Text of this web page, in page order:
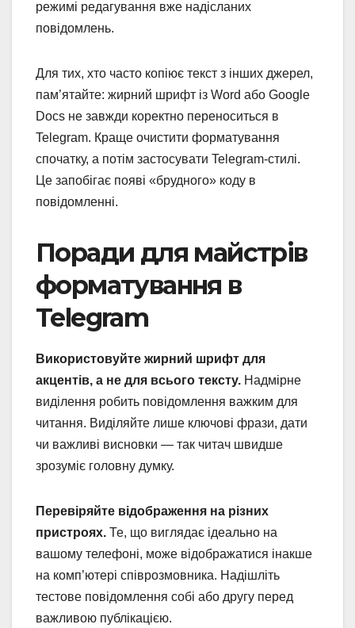
режимі редагування вже надісланих
повідомлень.
Для тих, хто часто копіює текст з інших джерел,
пам’ятайте: жирний шрифт із Word або Google
Docs не завжди коректно переноситься в
Telegram. Краще очистити форматування
спочатку, а потім застосувати Telegram-стилі.
Це запобігає появі «брудного» коду в
повідомленні.
Поради для майстрів
форматування в
Telegram
Використовуйте жирний шрифт для
акцентів, а не для всього тексту. Надмірне
виділення робить повідомлення важким для
читання. Виділяйте лише ключові фрази, дати
чи важливі висновки — так читач швидше
зрозуміє головну думку.
Перевіряйте відображення на різних
пристроях. Те, що виглядає ідеально на
вашому телефоні, може відображатися інакше
на комп’ютері співрозмовника. Надішліть
тестове повідомлення собі або другу перед
важливою публікацією.